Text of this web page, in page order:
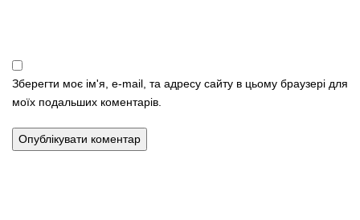
Зберегти моє ім'я, e-mail, та адресу сайту в цьому браузері для
моїх подальших коментарів.